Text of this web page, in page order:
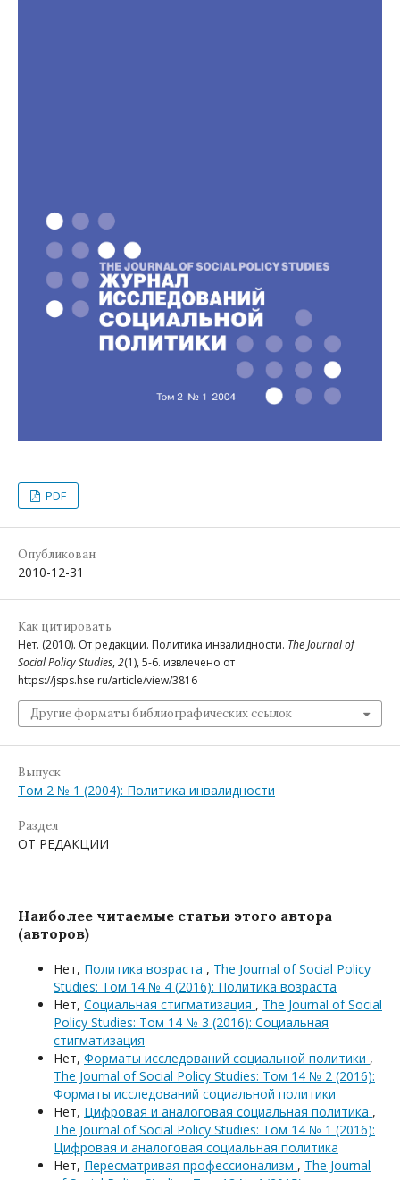
PDF
Опубликован
2010-12-31
Как цитировать
Нет. (2010). От редакции. Политика инвалидности. The Journal of
Social Policy Studies, 2(1), 5-6. извлечено от
https://jsps.hse.ru/article/view/3816
Другие форматы библиографических ссылок
Выпуск
Том 2 № 1 (2004): Политика инвалидности
Раздел
ОТ РЕДАКЦИИ
Наиболее читаемые статьи этого автора
(авторов)
Нет, Политика возраста , The Journal of Social Policy
Studies: Том 14 № 4 (2016): Политика возраста
Нет, Социальная стигматизация , The Journal of Social
Policy Studies: Том 14 № 3 (2016): Социальная
стигматизация
Нет, Форматы исследований социальной политики ,
The Journal of Social Policy Studies: Том 14 № 2 (2016):
Форматы исследований социальной политики
Нет, Цифровая и аналоговая социальная политика ,
The Journal of Social Policy Studies: Том 14 № 1 (2016):
Цифровая и аналоговая социальная политика
Нет, Пересматривая профессионализм , The Journal